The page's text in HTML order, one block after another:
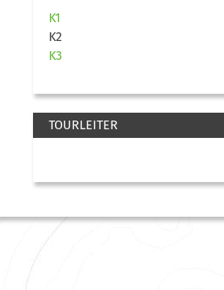
K1
K2
K3
TOURLEITER